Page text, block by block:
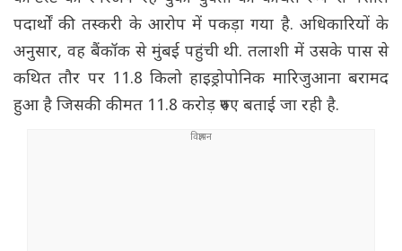
पदार्थों की तस्करी के आरोप में पकड़ा गया है. अधिकारियों के
अनुसार, वह बैंकॉक से मुंबई पहुंची थी. तलाशी में उसके पास से
कथित तौर पर 11.8 किलो हाइड्रोपोनिक मारिजुआना बरामद
हुआ है जिसकी कीमत 11.8 करोड़ रुपए बताई जा रही है.